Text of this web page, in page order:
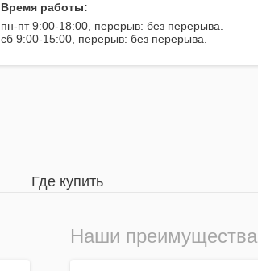
Время работы:
пн-пт 9:00-18:00, перерыв: без перерыва.
сб 9:00-15:00, перерыв: без перерыва.
Где купить
Наши преимущества